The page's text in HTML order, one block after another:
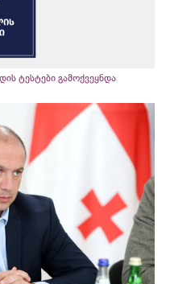
ტესტები გამოქვეყნდა